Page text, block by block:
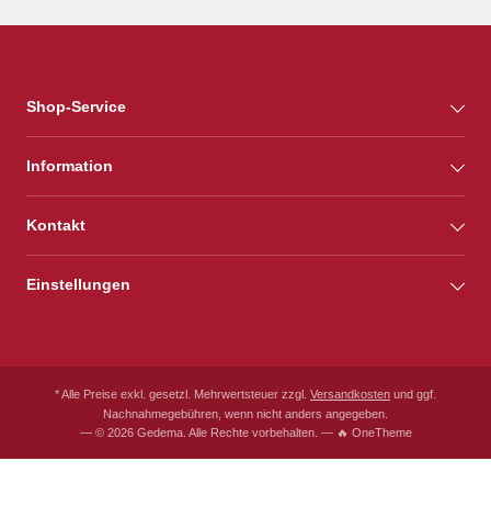
Shop-Service
Information
Kontakt
Einstellungen
* Alle Preise exkl. gesetzl. Mehrwertsteuer zzgl. Versandkosten und ggf.
Nachnahmegebühren, wenn nicht anders angegeben.
— © 2026 Gedema. Alle Rechte vorbehalten. — 🔥 OneTheme